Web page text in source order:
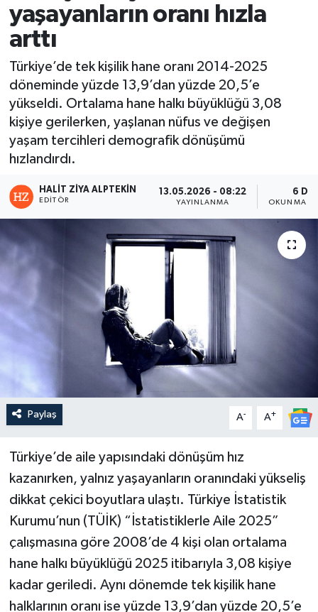
yaşayanların oranı hızla
arttı
Türkiye’de tek kişilik hane oranı 2014-2025
döneminde yüzde 13,9’dan yüzde 20,5’e
yükseldi. Ortalama hane halkı büyüklüğü 3,08
kişiye gerilerken, yaşlanan nüfus ve değişen
yaşam tercihleri demografik dönüşümü
hızlandırdı.
HALIT ZIYA ALPTEKIN
EDITÖR
13.05.2026 - 08:22
YAYINLANMA
6 DK
OKUNMA
Paylaş A- A+
Türkiye’de aile yapısındaki dönüşüm hız
kazanırken, yalnız yaşayanların oranındaki yükseliş
dikkat çekici boyutlara ulaştı. Türkiye İstatistik
Kurumu’nun (TÜİK) “İstatistiklerle Aile 2025”
çalışmasına göre 2008’de 4 kişi olan ortalama
hane halkı büyüklüğü 2025 itibarıyla 3,08 kişiye
kadar geriledi. Aynı dönemde tek kişilik hane
halklarının oranı ise yüzde 13,9’dan yüzde 20,5’e